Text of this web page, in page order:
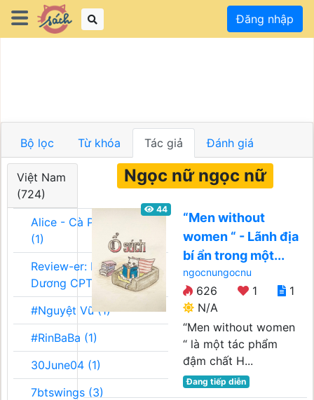
Đăng nhập
Bộ lọc Từ khóa Tác giả Đánh giá
Việt Nam
(724)
Alice - Cà Phê Team
(1)
Review-er: Dương
Dương CPT (1)
#Nguyệt Vũ (1)
#RinBaBa (1)
30June04 (1)
7btswings (3)
Ngọc nữ ngọc nữ
44
“Men without
women “ - Lãnh địa
bí ẩn trong một...
ngocnungocnu
626 1
1
N/A
“Men without women
“ là một tác phẩm
đậm chất H...
Đang tiếp diễn